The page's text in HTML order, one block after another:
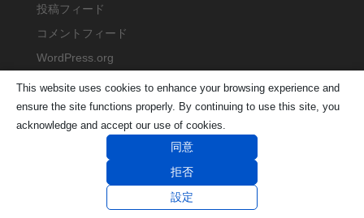
投稿フィード
コメントフィード
WordPress.org
© 2016 SOTO-MEDIA All Rights Reserved.
This website uses cookies to enhance your browsing experience and
ensure the site functions properly. By continuing to use this site, you
acknowledge and accept our use of cookies.
同意
拒否
設定